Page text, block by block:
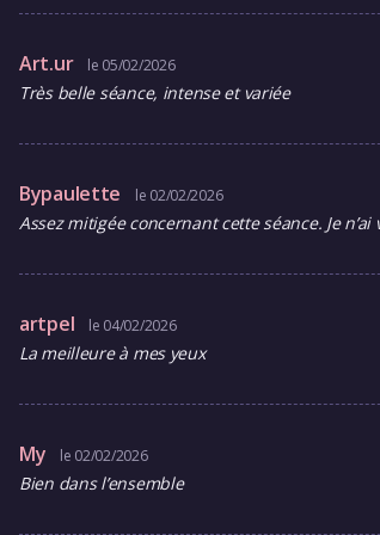
Art.ur le 05/02/2026
Très belle séance, intense et variée
Bypaulette le 02/02/2026
Assez mitigée concernant cette séance. Je
artpel le 04/02/2026
La meilleure à mes yeux
My le 02/02/2026
Bien dans l’ensemble